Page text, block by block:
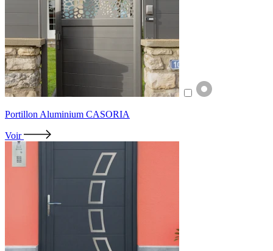
Portillon Aluminium CASORIA
Voir